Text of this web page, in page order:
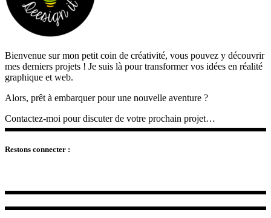
Bienvenue sur mon petit coin de créativité, vous pouvez y découvrir
mes derniers projets ! Je suis là pour transformer vos idées en réalité
graphique et web.
Alors, prêt à embarquer pour une nouvelle aventure ?
Contactez-moi pour discuter de votre prochain projet…
Restons connecter :